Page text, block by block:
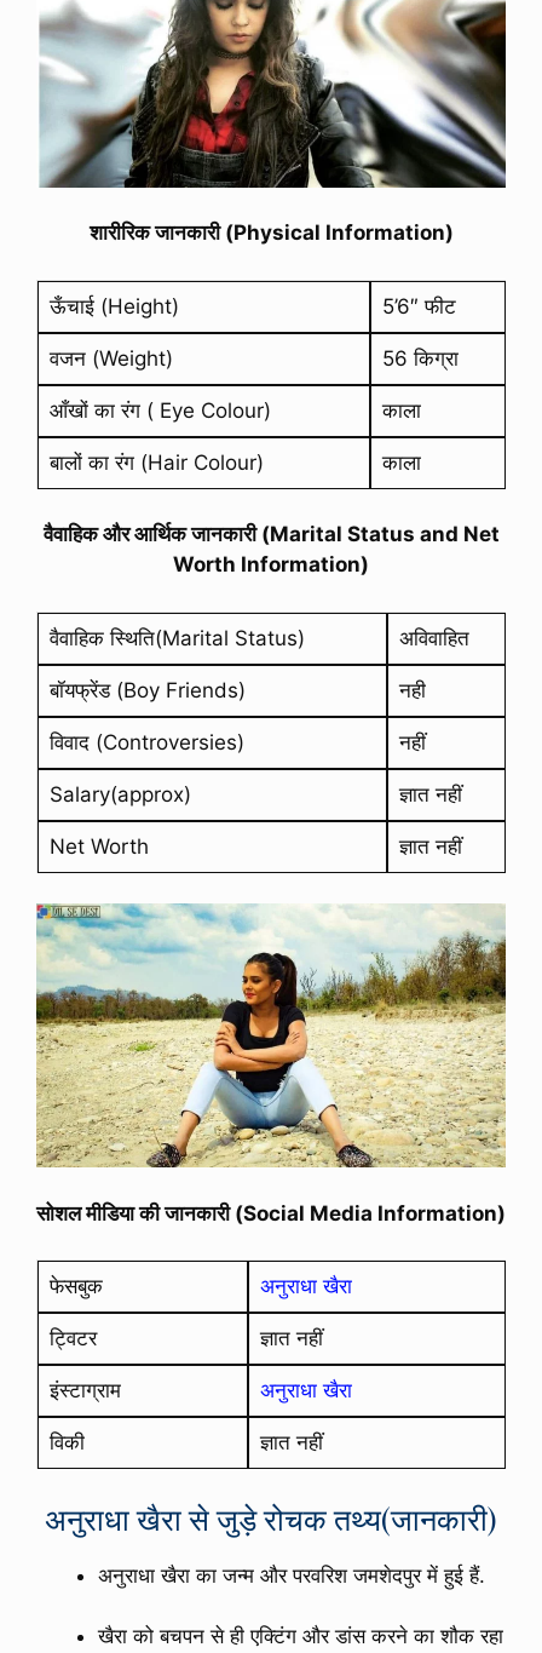
शारीरिक जानकारी (Physical Information)
ऊँचाई (Height) 5’6″ फीट
वजन (Weight) 56 किग्रा
आँखों का रंग ( Eye Colour) काला
बालों का रंग (Hair Colour) काला
वैवाहिक और आर्थिक जानकारी (Marital Status and Net
Worth Information)
वैवाहिक स्थिति(Marital Status) अविवाहित
बॉयफ्रेंड (Boy Friends) नही
विवाद (Controversies) नहीं
Salary(approx) ज्ञात नहीं
Net Worth ज्ञात नहीं
सोशल मीडिया की जानकारी (Social Media Information)
फेसबुक अनुराधा खैरा
ट्विटर ज्ञात नहीं
इंस्टाग्राम अनुराधा खैरा
विकी ज्ञात नहीं
अनुराधा खैरा से जुड़े रोचक तथ्य(जानकारी)
अनुराधा खैरा का जन्म और परवरिश जमशेदपुर में हुई हैं.
खैरा को बचपन से ही एक्टिंग और डांस करने का शौक रहा